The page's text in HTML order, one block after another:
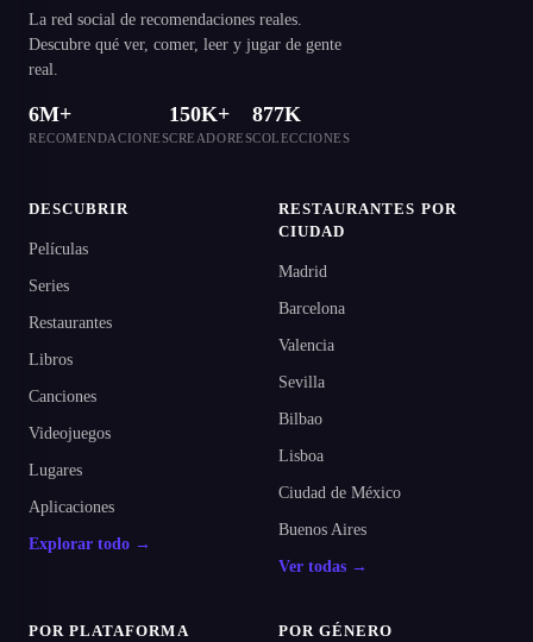
La red social de recomendaciones reales.
Descubre qué ver, comer, leer y jugar de gente
real.
6M+
RECOMENDACIONES
150K+
CREADORES
877K
COLECCIONES
DESCUBRIR
Películas
Series
Restaurantes
Libros
Canciones
Videojuegos
Lugares
Aplicaciones
Explorar todo →
RESTAURANTES POR
CIUDAD
Madrid
Barcelona
Valencia
Sevilla
Bilbao
Lisboa
Ciudad de México
Buenos Aires
Ver todas →
POR PLATAFORMA POR GÉNERO